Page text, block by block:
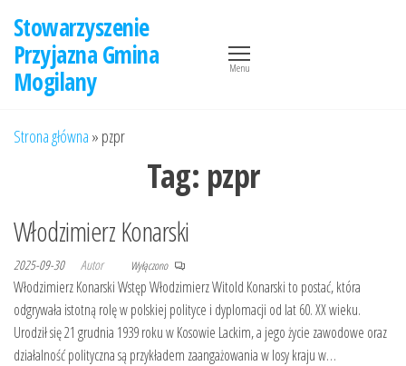
treści
Stowarzyszenie
Przyjazna Gmina
Mogilany
Menu
Strona główna » pzpr
Tag: pzpr
Włodzimierz Konarski
2025-09-30 Autor Wyłączono
Włodzimierz Konarski Wstęp Włodzimierz Witold Konarski to postać, która
odgrywała istotną rolę w polskiej polityce i dyplomacji od lat 60. XX wieku.
Urodził się 21 grudnia 1939 roku w Kosowie Lackim, a jego życie zawodowe oraz
działalność polityczna są przykładem zaangażowania w losy kraju w…